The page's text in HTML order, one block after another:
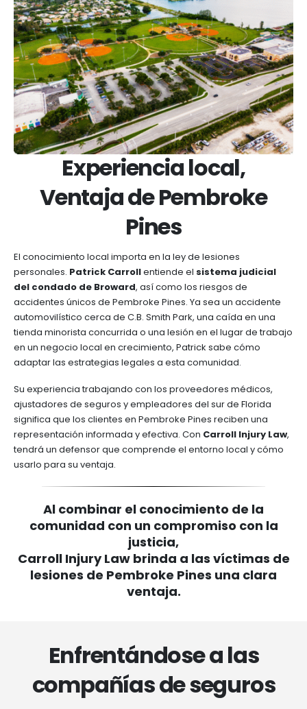
Experiencia local,
Ventaja de Pembroke
Pines
El conocimiento local importa en la ley de lesiones
personales. Patrick Carrollentiende el sistema judicial
del condado de Broward, así como los riesgos de
accidentes únicos de Pembroke Pines. Ya sea un accidente
automovilístico cerca de C.B. Smith Park, una caída en una
tienda minorista concurrida o una lesión en el lugar de trabajo
en un negocio local en crecimiento, Patrick sabe cómo
adaptar las estrategias legales a esta comunidad.
Su experiencia trabajando con los proveedores médicos,
ajustadores de seguros y empleadores del sur de Florida
significa que los clientes en Pembroke Pines reciben una
representación informada y efectiva. Con Carroll Injury Law,
tendrá un defensor que comprende el entorno local y cómo
usarlo para su ventaja.
Al combinar el conocimiento de la
comunidad con un compromiso con la
justicia,
Carroll Injury Law brinda a las víctimas de
lesiones de Pembroke Pines una clara
ventaja.
Enfrentándose a las
compañías de seguros